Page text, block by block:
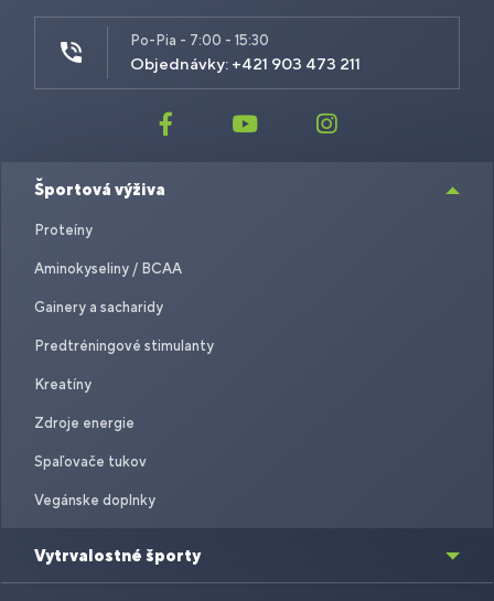
Po-Pia - 7:00 - 15:30
Objednávky: +421 903 473 211
Športová výživa
Proteíny
Aminokyseliny / BCAA
Gainery a sacharidy
Predtréningové stimulanty
Kreatíny
Zdroje energie
Spaľovače tukov
Vegánske doplnky
Vytrvalostné športy